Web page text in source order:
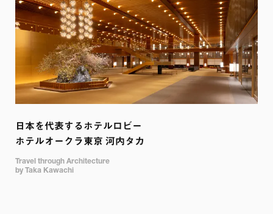
日本を代表するホテルロビー
ホテルオークラ東京 河内タカ
Travel through Architecture
by Taka Kawachi